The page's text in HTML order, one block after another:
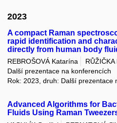
2023
A compact Raman
rapid identification and
directly from human body
REBROŠOVÁ Katarína RŮŽIČKA
Další prezentace na konferencích
Rok: 2023, druh: Další prezentace
Advanced Algorithms for
Fluids Using Raman